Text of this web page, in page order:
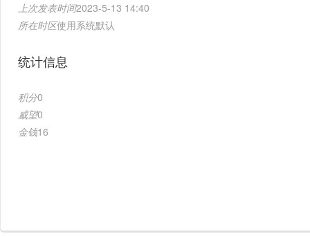
上次发表时间2023-5-13 14:40
所在时区使用系统默认
统计信息
积分0
威望0
金钱16